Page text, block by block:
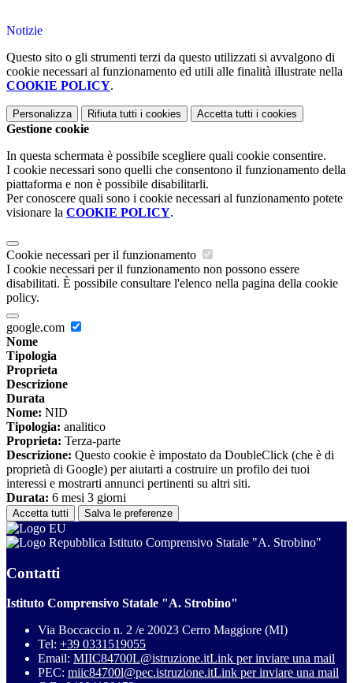
Notizie
Questo sito o gli strumenti terzi da questo utilizzati si avvalgono di
cookie necessari al funzionamento ed utili alle finalità illustrate nella
COOKIE POLICY.
Personalizza Rifiuta tutti i cookies Accetta tutti i cookies
Gestione cookie
In questa schermata è possibile scegliere quali cookie consentire.
I cookie necessari sono quelli che consentono il funzionamento della
piattaforma e non è possibile disabilitarli.
Per conoscere quali sono i cookie necessari al funzionamento potete
visionare la COOKIE POLICY.
Cookie necessari per il funzionamento
I cookie necessari per il funzionamento non possono essere
disabilitati. È possibile consultare l'elenco nella pagina della cookie
policy.
google.com
Nome
Tipologia
Proprieta
Descrizione
Durata
Nome: NID
Tipologia: analitico
Proprieta: Terza-parte
Descrizione: Questo cookie è impostato da DoubleClick (che è di
proprietà di Google) per aiutarti a costruire un profilo dei tuoi
interessi e mostrarti annunci pertinenti su altri siti.
Durata: 6 mesi 3 giorni
Accetta tutti Salva le preferenze
Istituto Comprensivo Statale "A. Strobino"
Contatti
Istituto Comprensivo Statale "A. Strobino"
Via Boccaccio n. 2 /e 20023 Cerro Maggiore (MI)
Tel: +39 0331519055
Email: MIIC84700L@istruzione.itLink per inviare una mail
PEC: miic84700l@pec.istruzione.itLink per inviare una mail